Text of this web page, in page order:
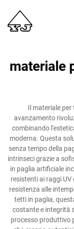
materiale
Il materiale
avanzamento
combinando
moderna. Questa
senza tempo della
intrinseci grazie a
in paglia artificiale
resistenti ai raggi
resistenza alle
tetti in paglia,
costante e integrità
processo produttivo